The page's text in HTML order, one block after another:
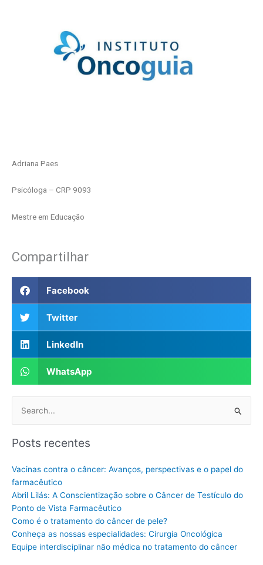
Adriana Paes
Psicóloga – CRP 9093
Mestre em Educação
Compartilhar
Facebook
Twitter
LinkedIn
WhatsApp
Pesquisar
por:
Posts recentes
Vacinas contra o câncer: Avanços, perspectivas e o papel do
farmacêutico
Abril Lilás: A Conscientização sobre o Câncer de Testículo do
Ponto de Vista Farmacêutico
Como é o tratamento do câncer de pele?
Conheça as nossas especialidades: Cirurgia Oncológica
Equipe interdisciplinar não médica no tratamento do câncer